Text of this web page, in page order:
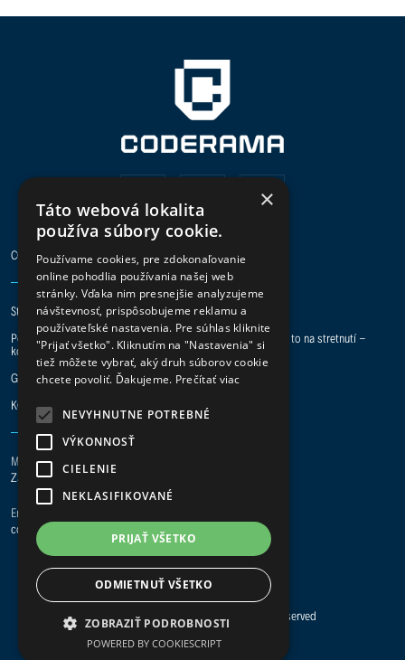
CODERAMA
Staň sa digital hero a pridaj sa k nám do tímu.
Potrebuje vaša spoločnosť pomoc s IT projektmi? Preberme to na stretnutí -
kontakt je tu.
GDPR|ISO 27001| ISO 9001
KONTAKT
Main office Žilina
Za Plavárňou 3/8121, 010 08 Žilina
Email
coderama@coderama.com
© Copyright 2023 Coderama. All Rights Reserved
×
Táto webová lokalita
používa súbory cookie.
Používame cookies, pre zdokonaľovanie
online pohodlia používania našej web
stránky. Vďaka nim presnejšie analyzujeme
návštevnosť, prispôsobujeme reklamu a
používateľské nastavenia. Pre súhlas kliknite
"Prijať všetko". Kliknutím na "Nastavenia" si
tiež môžete vybrať, aký druh súborov cookie
chcete povoliť. Ďakujeme. Prečítať viac
NEVYHNUTNE POTREBNÉ
VÝKONNOSŤ
CIELENIE
NEKLASIFIKOVANÉ
PRIJAŤ VŠETKO
ODMIETNUŤ VŠETKO
ZOBRAZIŤ PODROBNOSTI
POWERED BY COOKIESCRIPT